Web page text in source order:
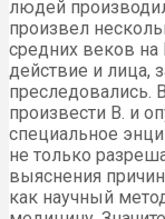
людей
произвел
средних веков на
действие и лица,
преследовались.
произвести В. и
специальное
не только
выяснения
как научный